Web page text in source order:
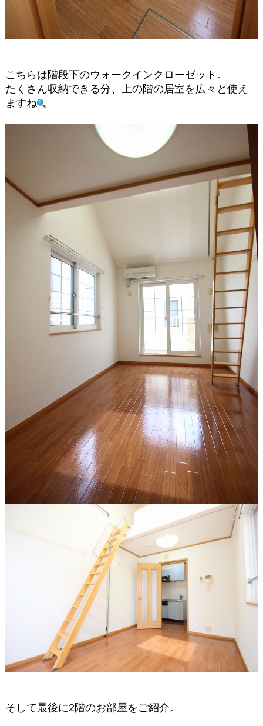
こちらは階段下のウォークインクローゼット。
たくさん収納できる分、上の階の居室を広々と使え
ますね
そして最後に2階のお部屋をご紹介。